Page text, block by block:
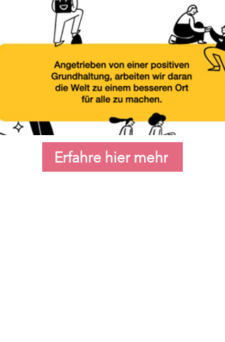
Erfahre hier mehr